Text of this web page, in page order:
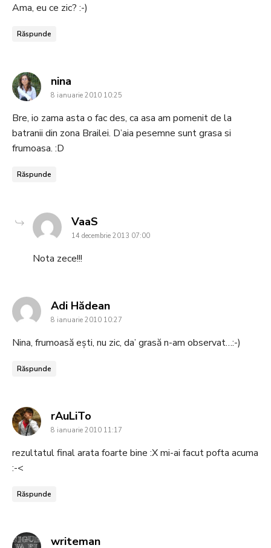
Ama, eu ce zic? :-)
Răspunde
nina
8 ianuarie 2010 10:25
Bre, io zama asta o fac des, ca asa am pomenit de la
batranii din zona Brailei. D’aia pesemne sunt grasa si
frumoasa. :D
Răspunde
VaaS
14 decembrie 2013 07:00
Nota zece!!!
Adi Hădeansays:
8 ianuarie 2010 10:27
Nina, frumoasă ești, nu zic, da’ grasă n-am observat…:-)
Răspunde
rAuLiTo
8 ianuarie 2010 11:17
rezultatul final arata foarte bine :X mi-ai facut pofta acuma
:-<
Răspunde
writemansays: